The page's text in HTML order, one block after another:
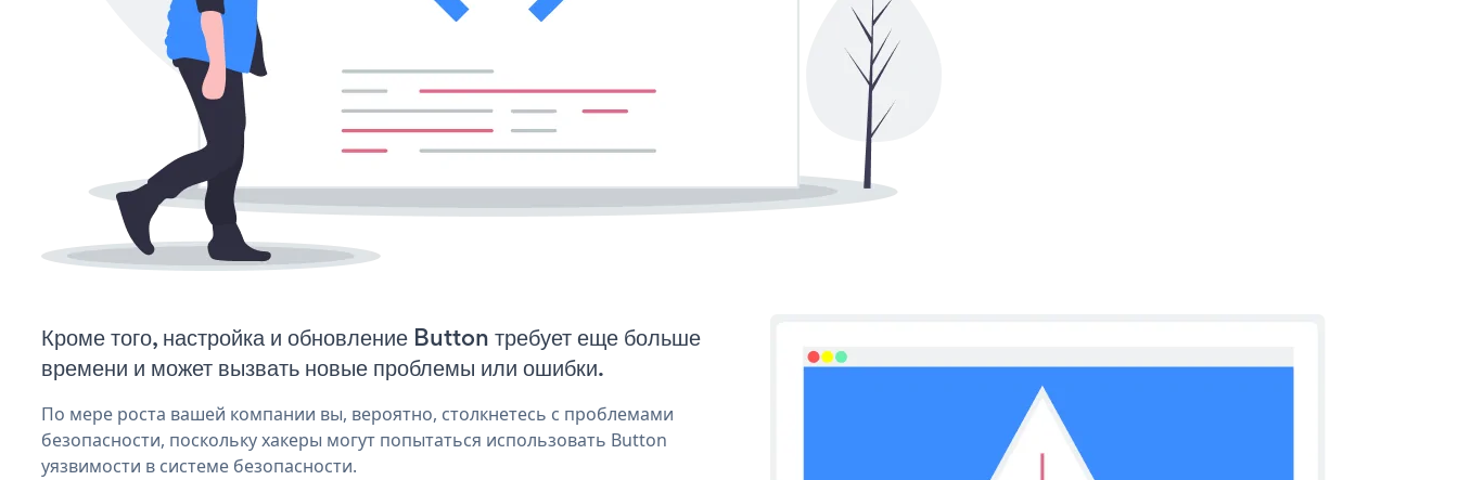
Кроме того, настройка и обновление Button требует еще больше
времени и может вызвать новые проблемы или ошибки.
По мере роста вашей компании вы, вероятно, столкнетесь с проблемами
безопасности, поскольку хакеры могут попытаться использовать Button
уязвимости в системе безопасности.